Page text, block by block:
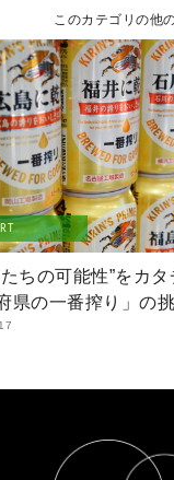
このカテゴリの他
ちの可能性”をカ
県の一番搾り」の